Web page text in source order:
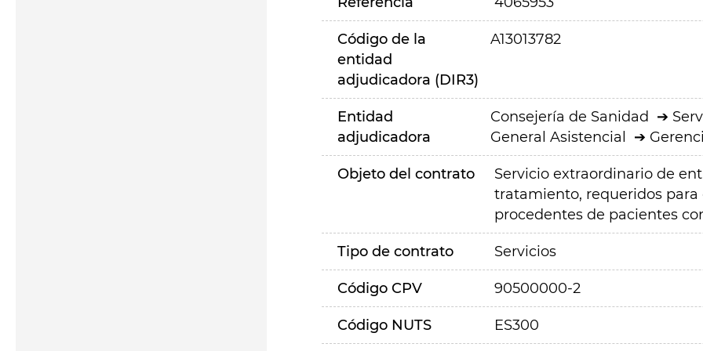
Código de la
entidad
adjudicadora (DIR3)
A13013782
Entidad
adjudicadora
Consejería de Sanidad
General Asistencial
Objeto del contrato
Servicio extraordinario de
tratamiento, requeridos para
procedentes de pacientes
Tipo de contrato Servicios
Código CPV 90500000-2
Código NUTS ES300